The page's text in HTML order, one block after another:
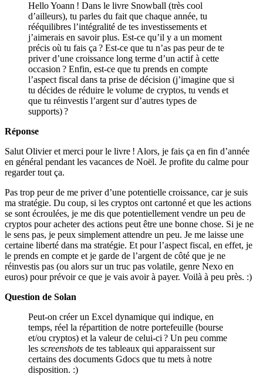
Hello Yoann ! Dans le livre Snowball (très cool
d’ailleurs), tu parles du fait que chaque année, tu
rééquilibres l’intégralité de tes investissements et
j’aimerais en savoir plus. Est-ce qu’il y a un moment
précis où tu fais ça ? Est-ce que tu n’as pas peur de te
priver d’une croissance long terme d’un actif à cette
occasion ? Enfin, est-ce que tu prends en compte
l’aspect fiscal dans ta prise de décision (j’imagine que si
tu décides de réduire le volume de cryptos, tu vends et
que tu réinvestis l’argent sur d’autres types de
supports) ?
Réponse
Salut Olivier et merci pour le livre ! Alors, je fais ça en fin d’année
en général pendant les vacances de Noël. Je profite du calme pour
regarder tout ça.
Pas trop peur de me priver d’une potentielle croissance, car je suis
ma stratégie. Du coup, si les cryptos ont cartonné et que les actions
se sont écroulées, je me dis que potentiellement vendre un peu de
cryptos pour acheter des actions peut être une bonne chose. Si je ne
le sens pas, je peux simplement attendre un peu. Je me laisse une
certaine liberté dans ma stratégie. Et pour l’aspect fiscal, en effet, je
le prends en compte et je garde de l’argent de côté que je ne
réinvestis pas (ou alors sur un truc pas volatile, genre Nexo en
euros) pour prévoir ce que je vais avoir à payer. Voilà à peu près. :)
Question de Solan
Peut-on créer un Excel dynamique qui indique, en
temps, réel la répartition de notre portefeuille (bourse
et/ou cryptos) et la valeur de celui-ci ? Un peu comme
les screenshots de tes tableaux qui apparaissent sur
certains des documents Gdocs que tu mets à notre
disposition. :)